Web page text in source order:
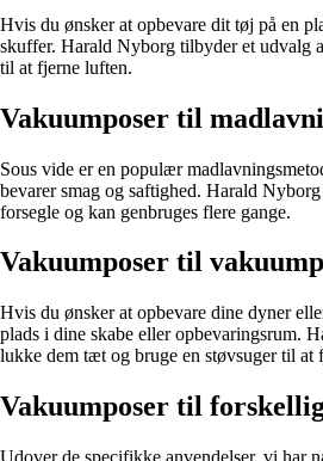
Hvis du ønsker at opbevare dit tøj på en
skuffer. Harald Nyborg tilbyder et udvalg
til at fjerne luften.
Vakuumposer til
Sous vide er en populær
bevarer smag og saftighed. Harald
forsegle og kan genbruges flere gange.
Vakuumposer til
Hvis du ønsker at opbevare dine dyner
plads i dine skabe eller opbevaringsrum.
lukke dem tæt og bruge en støvsuger til at
Vakuumposer til